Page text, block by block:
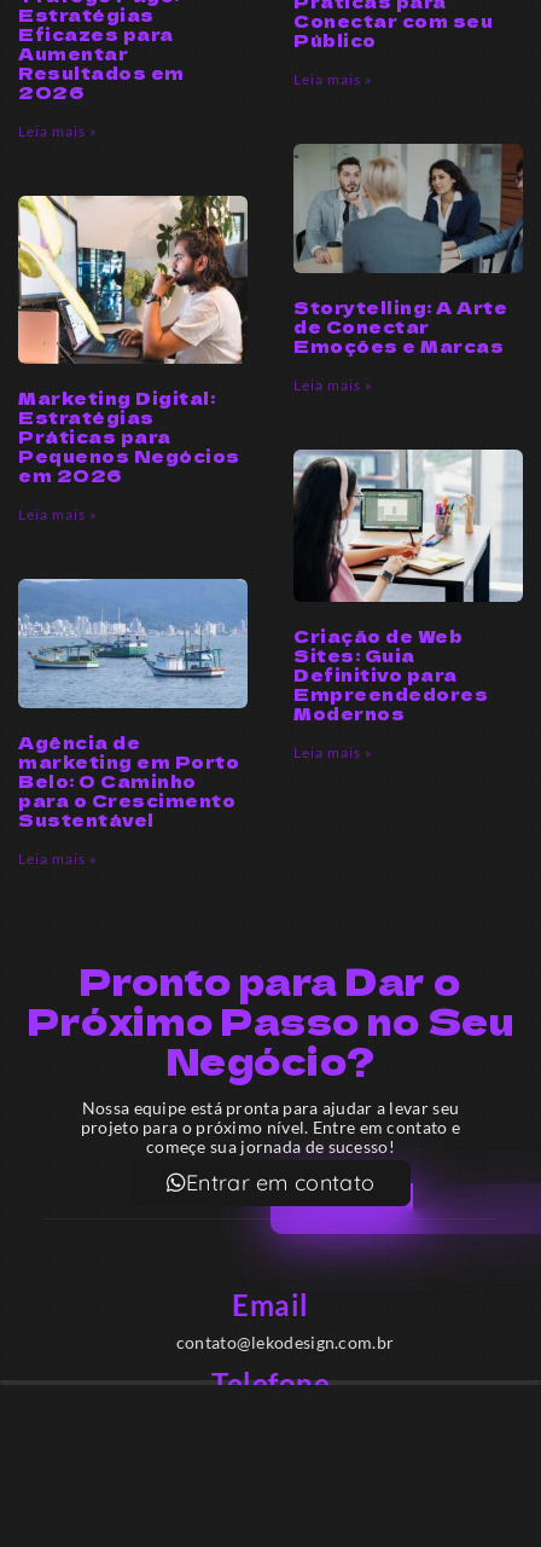
Estratégias
Eficazes para
Aumentar
Resultados em
2026
Leia mais »
Conectar com seu
Público
Leia mais »
Marketing Digital:
Estratégias
Práticas para
Pequenos Negócios
em 2026
Leia mais »
Storytelling: A Arte
de Conectar
Emoções e Marcas
Leia mais »
Agência de
marketing em Porto
Belo: O Caminho
para o Crescimento
Sustentável
Leia mais »
Criação de Web
Sites: Guia
Definitivo para
Empreendedores
Modernos
Leia mais »
Pronto para Dar o
Próximo Passo no Seu
Negócio?
Nossa equipe está pronta para ajudar a levar seu
projeto para o próximo nível. Entre em contato e
começe sua jornada de sucesso!
Entrar em contato
Email
contato@lekodesign.com.br
Telefone